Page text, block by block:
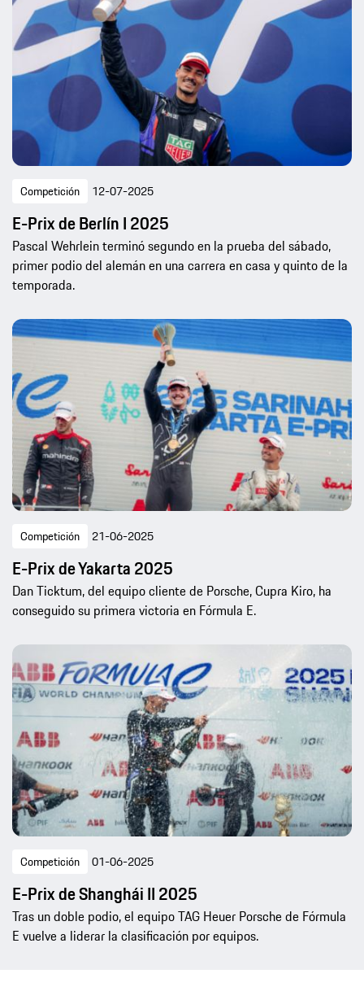
Competición 12-07-2025
E-Prix de Berlín I 2025
Pascal Wehrlein terminó segundo en la prueba del sábado,
primer podio del alemán en una carrera en casa y quinto de la
temporada.
Competición 21-06-2025
E-Prix de Yakarta 2025
Dan Ticktum, del equipo cliente de Porsche, Cupra Kiro, ha
conseguido su primera victoria en Fórmula E.
Competición 01-06-2025
E-Prix de Shanghái II 2025
Tras un doble podio, el equipo TAG Heuer Porsche de Fórmula
E vuelve a liderar la clasificación por equipos.